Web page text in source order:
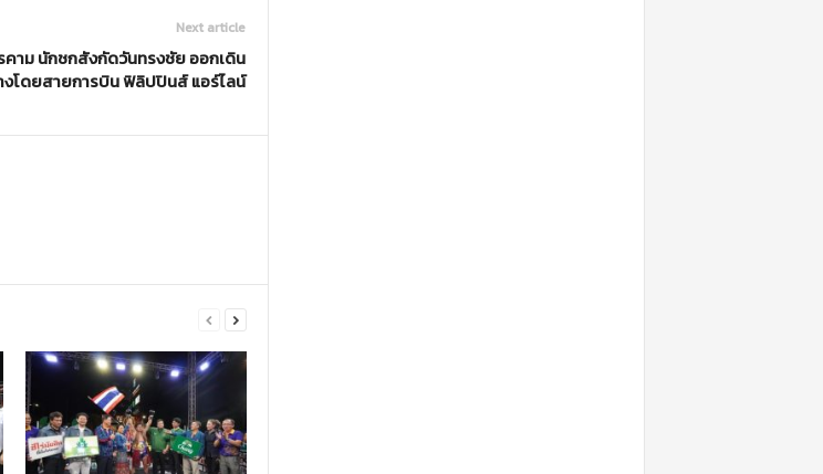
Next article
คาม นักชกสังกัดวันทรงชัย ออกเดิน
งโดยสายการบิน ฟิลิปปินส์ แอร์ไลน์